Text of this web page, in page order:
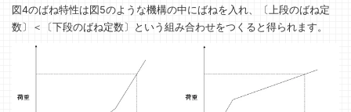
図4のばね特性は図5のような機構の中にばねを入れ、〔上段のばね定
数〕＜〔下段のばね定数〕という組み合わせをつくると得られます。